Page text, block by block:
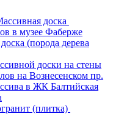
доска
в музее Фаберже
(порода дерева
доски на стены
на Вознесенском пр.
в ЖК Балтийская
(плитка)